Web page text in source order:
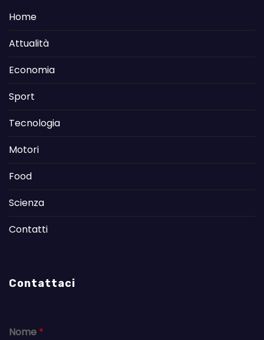
Home
Attualità
Economia
Sport
Tecnologia
Motori
Food
Scienza
Contatti
Contattaci
Nome *